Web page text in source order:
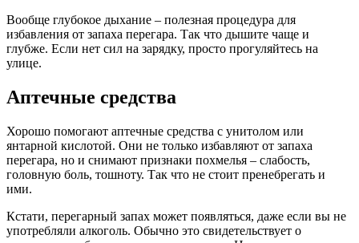
Вообще глубокое дыхание – полезная процедура для
избавления от запаха перегара. Так что дышите чаще и
глубже. Если нет сил на зарядку, просто прогуляйтесь на
улице.
Аптечные средства
Хорошо помогают аптечные средства с унитолом или
янтарной кислотой. Они не только избавляют от запаха
перегара, но и снимают признаки похмелья – слабость,
головную боль, тошноту. Так что не стоит пренебрегать и
ими.
Кстати, перегарный запах может появляться, даже если вы не
употребляли алкоголь. Обычно это свидетельствует о